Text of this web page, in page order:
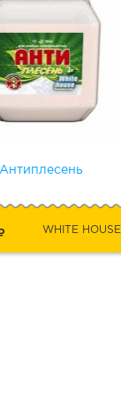
Антиплесень
WHITE HOUSE